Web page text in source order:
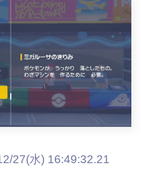
27(水) 16:49:32.21